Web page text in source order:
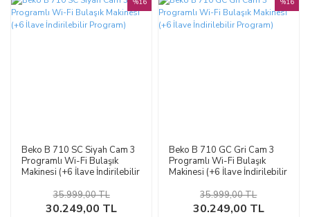
Beko B 710 SC Siyah Cam 3
Programlı Wi-Fi Bulaşık
Makinesi (+6 İlave İndirilebilir
30.249,00 TL
35.999,00 TL
Beko B 710 GC Gri Cam 3
Programlı Wi-Fi Bulaşık
Makinesi (+6 İlave İndirilebilir
30.249,00 TL
35.999,00 TL